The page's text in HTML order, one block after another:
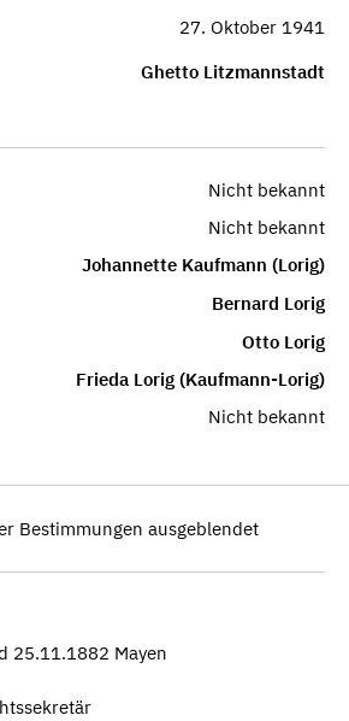
27. Oktober 1941
Ghetto Litzmannstadt
Nicht bekannt
Nicht bekannt
Johannette Kaufmann (Lorig)
Bernard Lorig
Otto Lorig
Frieda Lorig (Kaufmann-Lorig)
Nicht bekannt
Bestimmungen ausgeblendet
25.11.1882 Mayen